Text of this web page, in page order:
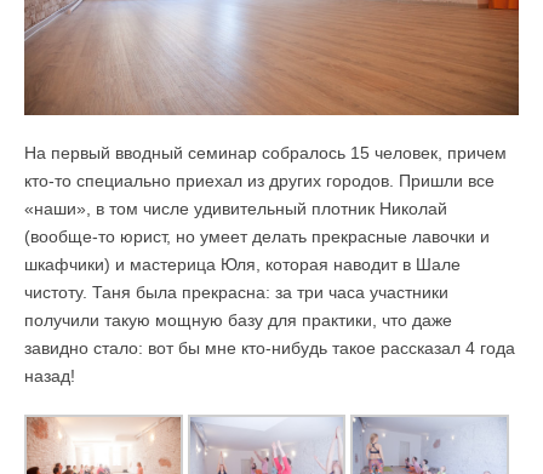
На первый вводный семинар собралось 15 человек, причем
кто-то специально приехал из других городов. Пришли все
«наши», в том числе удивительный плотник Николай
(вообще-то юрист, но умеет делать прекрасные лавочки и
шкафчики) и мастерица Юля, которая наводит в Шале
чистоту. Таня была прекрасна: за три часа участники
получили такую мощную базу для практики, что даже
завидно стало: вот бы мне кто-нибудь такое рассказал 4 года
назад!